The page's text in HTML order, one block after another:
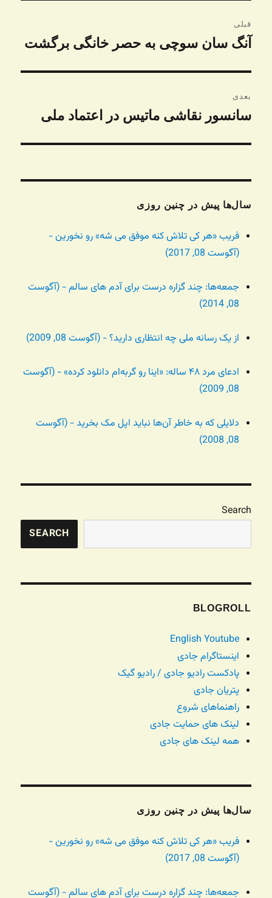
نوشته
قبلی
نوشته
آنگ سان سوچی به حصر خانگی برگشت
بعدی
نوشته
سانسور نقاشی ماتیس در اعتماد ملی
سال‌ها پیش در چنین روزی
فریب «هر کی تلاش کنه موفق می شه» رو نخورین -
(آگوست 08, 2017)
جمعه‌ها: چند گزاره درست برای آدم های سالم - (آگوست
08, 2014)
از یک رسانه ملی چه انتظاری دارید؟ - (آگوست 08, 2009)
ادعای مرد ۴۸ ساله: «اینا رو گربه‌ام دانلود کرده» - (آگوست
08, 2009)
دلایلی که به خاطر آن‌ها نباید اپل مک بخرید - (آگوست
08, 2008)
Search
SEARCH
BLOGROLL
English Youtube
اینستاگرام جادی
پادکست رادیو جادی / رادیو گیک
پتریان جادی
راهنماهای شروع
لینک های حمایت جادی
همه لینک های جادی
سال‌ها پیش در چنین روزی
فریب «هر کی تلاش کنه موفق می شه» رو نخورین -
(آگوست 08, 2017)
جمعه‌ها: چند گزاره درست برای آدم های سالم - (آگوست